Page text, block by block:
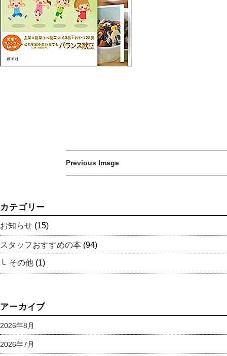
Previous Image
カテゴリー
お知らせ (15)
スタッフおすすめの本 (94)
その他 (1)
アーカイブ
2026年8月
2026年7月